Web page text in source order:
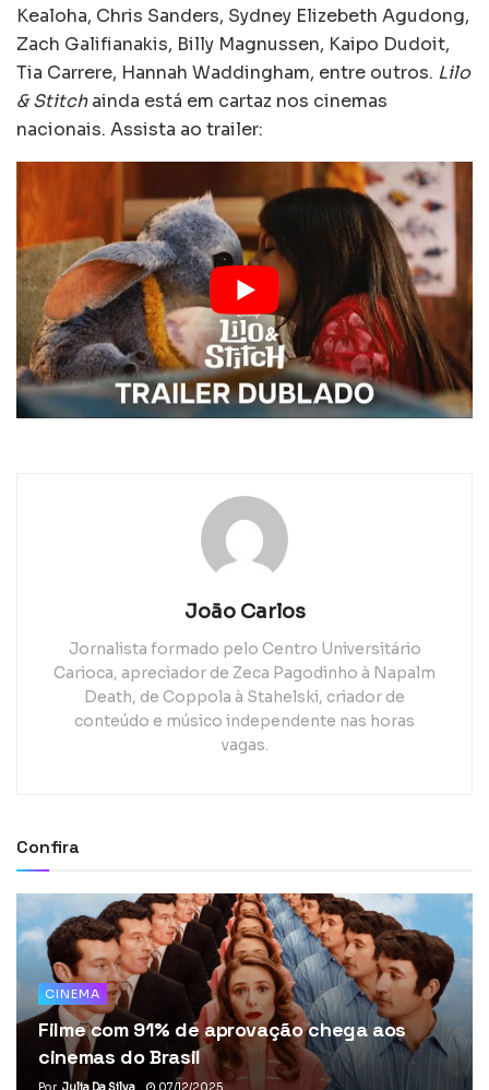
Kealoha, Chris Sanders, Sydney Elizebeth Agudong,
Zach Galifianakis, Billy Magnussen, Kaipo Dudoit,
Tia Carrere, Hannah Waddingham, entre outros. Lilo
& Stitchainda está em cartaz nos cinemas
nacionais. Assista ao trailer:
João Carlos
Jornalista formado pelo Centro Universitário
Carioca, apreciador de Zeca Pagodinho à Napalm
Death, de Coppola à Stahelski, criador de
conteúdo e músico independente nas horas
vagas.
Confira
CINEMA
Filme com 91% de aprovação chega aos
cinemas do Brasil
Por Julia Da Silva 07/12/2025